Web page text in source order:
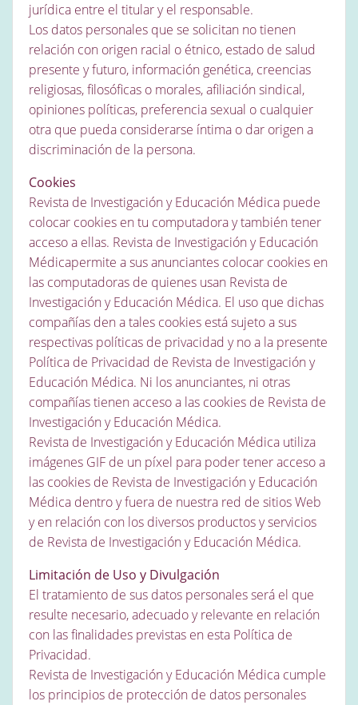
jurídica entre el titular y el responsable.
Los datos personales que se solicitan no tienen
relación con origen racial o étnico, estado de salud
presente y futuro, información genética, creencias
religiosas, filosóficas o morales, afiliación sindical,
opiniones políticas, preferencia sexual o cualquier
otra que pueda considerarse íntima o dar origen a
discriminación de la persona.
Cookies
Revista de Investigación y Educación Médica puede
colocar cookies en tu computadora y también tener
acceso a ellas. Revista de Investigación y Educación
Médicapermite a sus anunciantes colocar cookies en
las computadoras de quienes usan Revista de
Investigación y Educación Médica. El uso que dichas
compañías den a tales cookies está sujeto a sus
respectivas políticas de privacidad y no a la presente
Política de Privacidad de Revista de Investigación y
Educación Médica. Ni los anunciantes, ni otras
compañías tienen acceso a las cookies de Revista de
Investigación y Educación Médica.
Revista de Investigación y Educación Médica utiliza
imágenes GIF de un píxel para poder tener acceso a
las cookies de Revista de Investigación y Educación
Médica dentro y fuera de nuestra red de sitios Web
y en relación con los diversos productos y servicios
de Revista de Investigación y Educación Médica.
Limitación de Uso y Divulgación
El tratamiento de sus datos personales será el que
resulte necesario, adecuado y relevante en relación
con las finalidades previstas en esta Política de
Privacidad.
Revista de Investigación y Educación Médica cumple
los principios de protección de datos personales